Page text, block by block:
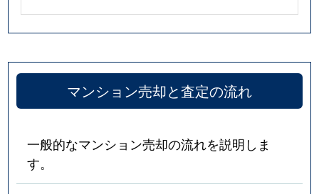
マンション売却と査定の流れ
一般的なマンション売却の流れを説明しま
す。